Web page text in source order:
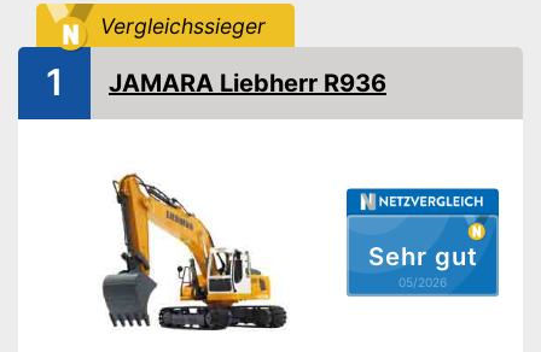
Vergleichssieger
Sehr gut
05/2026
1 JAMARA Liebherr R936